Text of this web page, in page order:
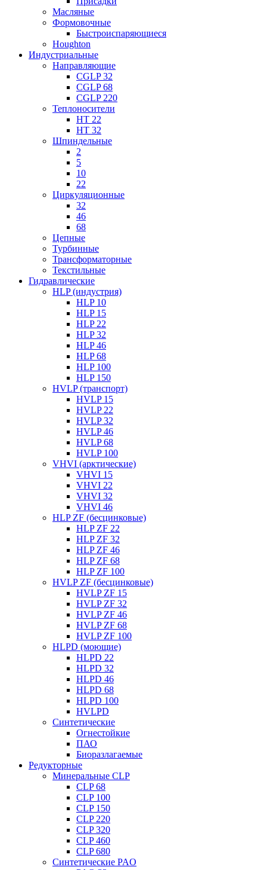
Масляные
Формовочные
Быстроиспаряющиеся
Houghton
Индустриальные
Направляющие
CGLP 32
CGLP 68
CGLP 220
Теплоносители
HT 22
HT 32
Шпиндельные
2
5
10
22
Циркуляционные
32
46
68
Цепные
Турбинные
Трансформаторные
Текстильные
Гидравлические
HLP (индустрия)
HLP 10
HLP 15
HLP 22
HLP 32
HLP 46
HLP 68
HLP 100
HLP 150
HVLP (транспорт)
HVLP 15
HVLP 22
HVLP 32
HVLP 46
HVLP 68
HVLP 100
VHVI (арктические)
VHVI 15
VHVI 22
VHVI 32
VHVI 46
HLP ZF (бесцинковые)
HLP ZF 22
HLP ZF 32
HLP ZF 46
HLP ZF 68
HLP ZF 100
HVLP ZF (бесцинковые)
HVLP ZF 15
HVLP ZF 32
HVLP ZF 46
HVLP ZF 68
HVLP ZF 100
HLPD (моющие)
HLPD 22
HLPD 32
HLPD 46
HLPD 68
HLPD 100
HVLPD
Синтетические
Огнестойкие
ПАО
Биоразлагаемые
Редукторные
Минеральные CLP
CLP 68
CLP 100
CLP 150
CLP 220
CLP 320
CLP 460
CLP 680
Синтетические PAO